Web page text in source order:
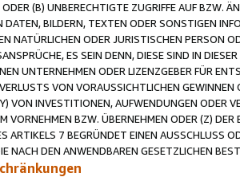
(B) UNBERECHTIGTE ZUGRIFFE AUF BZW.
DATEN, BILDERN, TEXTEN ODER SONSTIGEN
NATÜRLICHEN ODER JURISTISCHEN PERSON
ES SEIN DENN, DIESE SIND IN
UNTERNEHMEN ODER LIZENZGEBER FÜR
VON VORAUSSICHTLICHEN
VON INVESTITIONEN, AUFWENDUNGEN ODER
VORNEHMEN BZW. ÜBERNEHMEN ODER (Z)
ARTIKELS 7 BEGRÜNDET EINEN AUSSCHLUSS
NACH DEN ANWENDBAREN GESETZLICHEN